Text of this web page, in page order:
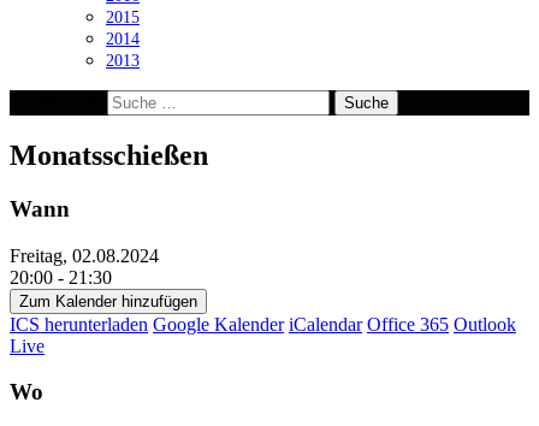
2015
2014
2013
Monatsschießen
Wann
Freitag, 02.08.2024
20:00 - 21:30
Zum Kalender hinzufügen
ICS herunterladen Google Kalender iCalendar Office 365 Outlook
Live
Wo